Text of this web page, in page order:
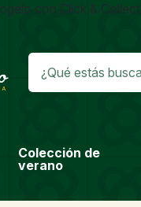
con Click & Collect
Colección de
verano